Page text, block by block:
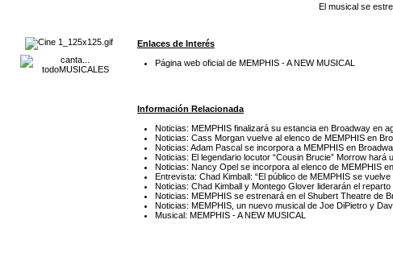
El musical se
Enlaces de Interés
Página web oficial de MEMPHIS - A NEW MUSICAL
Información Relacionada
Noticias: MEMPHIS finalizará su estancia en Broadway en
Noticias: Cass Morgan vuelve al elenco de MEMPHIS en
Noticias: Adam Pascal se incorpora a MEMPHIS en
Noticias: El legendario locutor “Cousin Brucie” Morrow hará
Noticias: Nancy Opel se incorpora al elenco de MEMPHIS
Entrevista: Chad Kimball: “El público de MEMPHIS se
Noticias: Chad Kimball y Montego Glover liderarán el
Noticias: MEMPHIS se estrenará en el Shubert Theatre de
Noticias: MEMPHIS, un nuevo musical de Joe DiPietro y
Musical: MEMPHIS - A NEW MUSICAL